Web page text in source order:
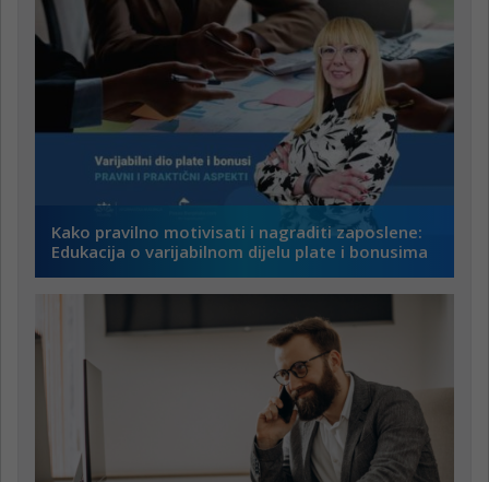
Kako pravilno motivisati i nagraditi zaposlene:
Edukacija o varijabilnom dijelu plate i bonusima